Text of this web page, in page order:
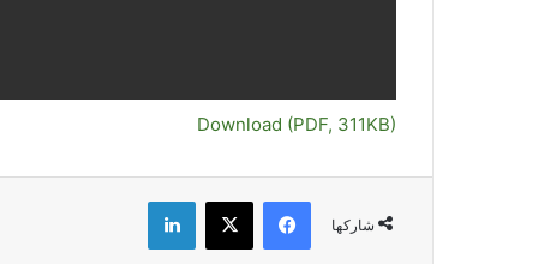
Download (PDF, 311KB)
شاركها
فيسبوك